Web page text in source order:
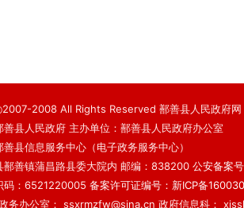
2008 All Rights Reserved 鄯善县人民政府网
善县人民政府 主办单位：鄯善县人民政府办公室
县信息服务中心（电子政务服务中心）
鄯善镇蒲昌路县委大院内 邮编：838200 公安备案
码：6521220005 备案许可证编号：新ICP备
务办公室： ssxrmzfw@sina.cn 政府信息科：